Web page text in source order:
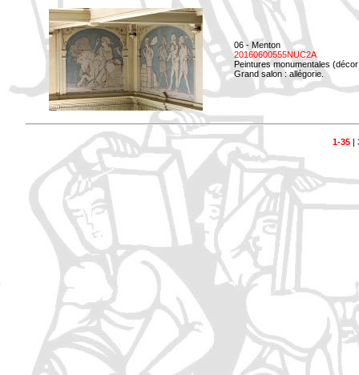
06 - Menton
20160600555NUC2A
Peintures monumentales
Grand salon : allégorie.
1-35|